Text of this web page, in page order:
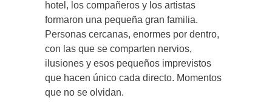
hotel, los compañeros y los artistas
formaron una pequeña gran familia.
Personas cercanas, enormes por dentro,
con las que se comparten nervios,
ilusiones y esos pequeños imprevistos
que hacen único cada directo. Momentos
que no se olvidan.